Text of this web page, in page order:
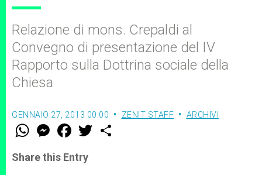
Relazione di mons. Crepaldi al
Convegno di presentazione del IV
Rapporto sulla Dottrina sociale della
Chiesa
GENNAIO 27, 2013 00:00 ZENIT STAFF ARCHIVI
W
t
s
M
e
s
e
F
a
e
b
w
Share this Entry